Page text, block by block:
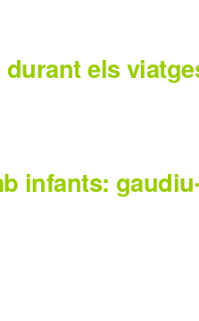
els
infants: